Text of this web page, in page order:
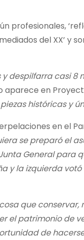
profesionales,
del XX’ y
y despilfarra casi 8
en
históricas y
en el
se preparó el
General para
y la izquierda
que
el patrimonio de
de